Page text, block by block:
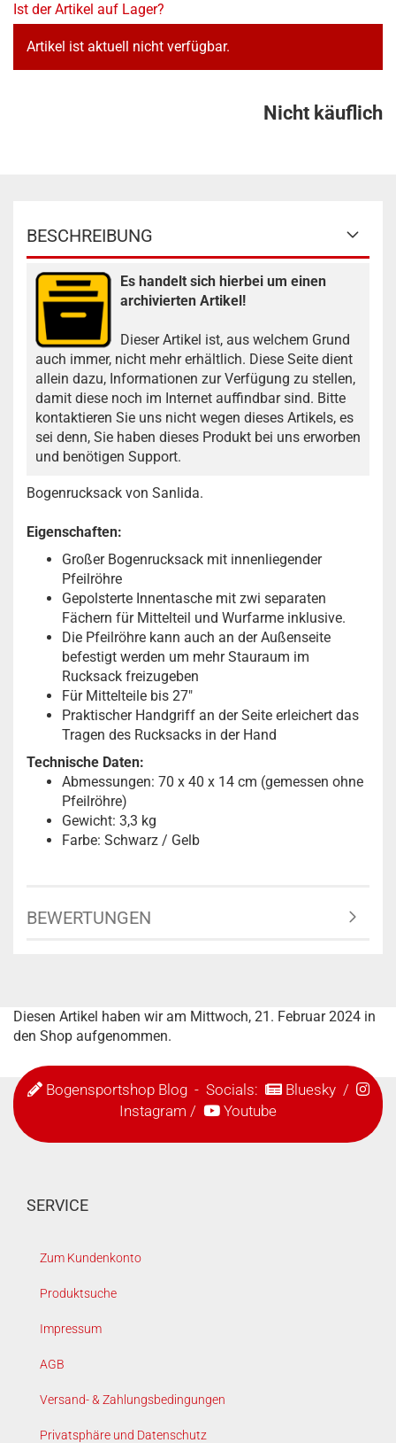
Ist der Artikel auf Lager?
Artikel ist aktuell nicht verfügbar.
Nicht käuflich
BESCHREIBUNG
Es handelt sich hierbei um einen
archivierten Artikel!
Dieser Artikel ist, aus welchem Grund
auch immer, nicht mehr erhältlich. Diese Seite dient
allein dazu, Informationen zur Verfügung zu stellen,
damit diese noch im Internet auffindbar sind. Bitte
kontaktieren Sie uns nicht wegen dieses Artikels, es
sei denn, Sie haben dieses Produkt bei uns erworben
und benötigen Support.
Bogenrucksack von Sanlida.
Eigenschaften:
Großer Bogenrucksack mit innenliegender
Pfeilröhre
Gepolsterte Innentasche mit zwi separaten
Fächern für Mittelteil und Wurfarme inklusive.
Die Pfeilröhre kann auch an der Außenseite
befestigt werden um mehr Stauraum im
Rucksack freizugeben
Für Mittelteile bis 27"
Praktischer Handgriff an der Seite erleichert das
Tragen des Rucksacks in der Hand
Technische Daten:
Abmessungen: 70 x 40 x 14 cm (gemessen ohne
Pfeilröhre)
Gewicht: 3,3 kg
Farbe: Schwarz / Gelb
BEWERTUNGEN
Diesen Artikel haben wir am Mittwoch, 21. Februar 2024 in
den Shop aufgenommen.
Bogensportshop Blog- Socials: Bluesky/
Instagram / Youtube
SERVICE
Zum Kundenkonto
Produktsuche
Impressum
AGB
Versand- & Zahlungsbedingungen
Privatsphäre und Datenschutz